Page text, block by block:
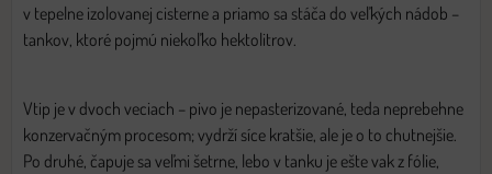
v tepelne izolovanej cisterne a priamo sa stáča do veľkých nádob –
tankov, ktoré pojmú niekoľko hektolitrov.
Vtip je v dvoch veciach – pivo je nepasterizované, teda neprebehne
konzervačným procesom; vydrží síce kratšie, ale je o to chutnejšie.
Po druhé, čapuje sa veľmi šetrne, lebo v tanku je ešte vak z fólie,